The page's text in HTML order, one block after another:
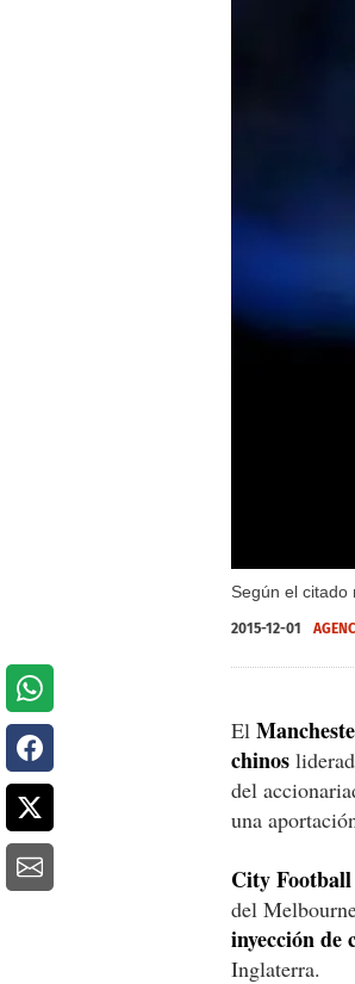
Según el
2015-12-01
El
chinos
del
una
City
del
inyección de
Inglaterra.